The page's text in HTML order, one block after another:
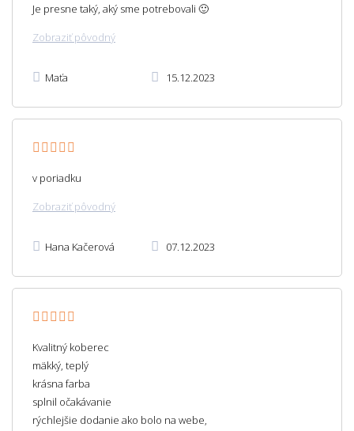
Je presne taký, aký sme potrebovali 🙂
Zobraziť pôvodný
Maťa 15.12.2023
v poriadku
Zobraziť pôvodný
Hana Kačerová 07.12.2023
Kvalitný koberec
mäkký, teplý
krásna farba
splnil očakávanie
rýchlejšie dodanie ako bolo na webe,